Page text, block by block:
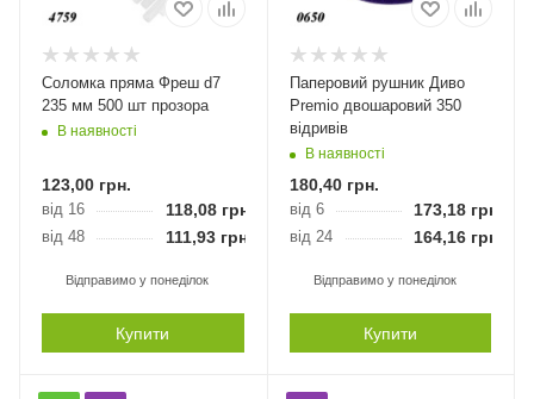
Соломка пряма Фреш d7
235 мм 500 шт прозора
В наявності
123,00 грн.
від 16 118,08 грн.
від 48 111,93 грн.
Відправимо у понеділок
Купити
Паперовий рушник Диво
Premio двошаровий 350
відривів
В наявності
180,40грн.
від 6 173,18грн.
від 24 164,16грн.
Відправимо у понеділок
Купити